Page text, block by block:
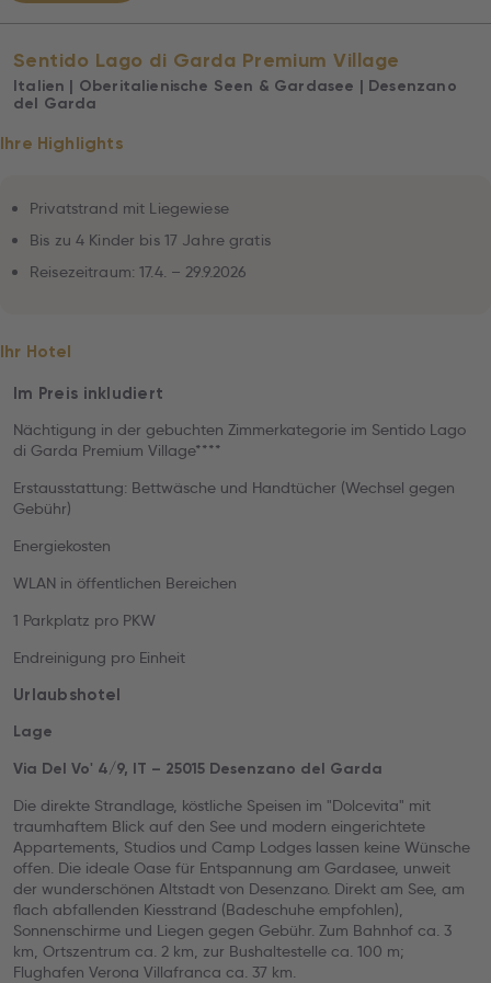
Sentido Lago di Garda Premium Village
Italien | Oberitalienische Seen & Gardasee | Desenzano
del Garda
Ihre Highlights
Privatstrand mit Liegewiese
Bis zu 4 Kinder bis 17 Jahre gratis
Reisezeitraum: 17.4. – 29.9.2026
Ihr Hotel
Im Preis inkludiert
Nächtigung in der gebuchten Zimmerkategorie im Sentido Lago
di Garda Premium Village****
Erstausstattung: Bettwäsche und Handtücher (Wechsel gegen
Gebühr)
Energiekosten
WLAN in öffentlichen Bereichen
1 Parkplatz pro PKW
Endreinigung pro Einheit
Urlaubshotel
Lage
Via Del Vo' 4/9, IT – 25015 Desenzano del Garda
Die direkte Strandlage, köstliche Speisen im "Dolcevita" mit
traumhaftem Blick auf den See und modern eingerichtete
Appartements, Studios und Camp Lodges lassen keine Wünsche
offen. Die ideale Oase für Entspannung am Gardasee, unweit
der wunderschönen Altstadt von Desenzano. Direkt am See, am
flach abfallenden Kiesstrand (Badeschuhe empfohlen),
Sonnenschirme und Liegen gegen Gebühr. Zum Bahnhof ca. 3
km, Ortszentrum ca. 2 km, zur Bushaltestelle ca. 100 m;
Flughafen Verona Villafranca ca. 37 km.